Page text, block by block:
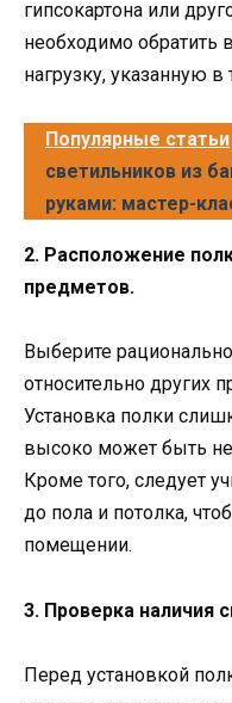
гипсокартона или
необходимо
нагрузку, указанную в
Популярные статьи
светильников из
руками: мастер-
2. Расположение
предметов.
Выберите
относительно других
Установка полки
высоко может быть
Кроме того, следует
до пола и потолка,
помещении.
3. Проверка наличия
Перед установкой